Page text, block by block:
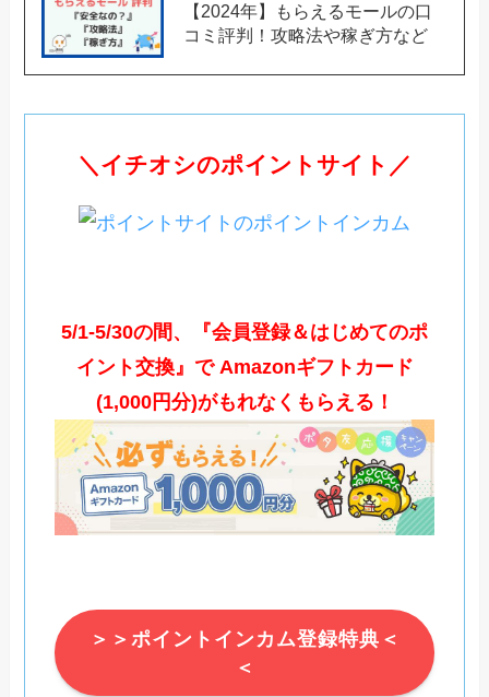
【2024年】もらえるモールの口
コミ評判！攻略法や稼ぎ方など
＼イチオシのポイントサイト／
5/1-5/30の間、『会員登録＆はじめてのポ
イント交換』で Amazonギフトカード
(1,000円分)がもれなくもらえる！
＞＞ポイントインカム登録特典＜
＜